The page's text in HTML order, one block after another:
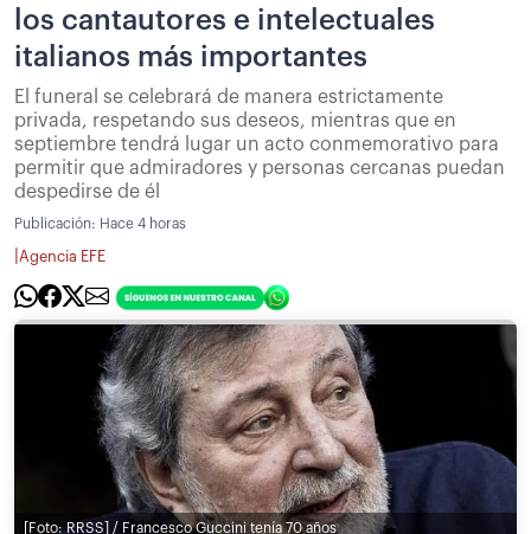
los cantautores e intelectuales
italianos más importantes
El funeral se celebrará de manera estrictamente
privada, respetando sus deseos, mientras que en
septiembre tendrá lugar un acto conmemorativo para
permitir que admiradores y personas cercanas puedan
despedirse de él
Publicación: Hace 4 horas
Agencia EFE
[Foto: RRSS] / Francesco Guccini tenía 70 años